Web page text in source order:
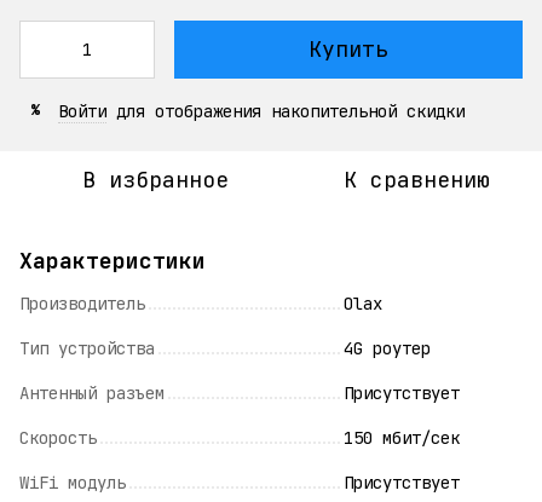
Купить
% Войти для отображения накопительной скидки
В избранное К сравнению
Характеристики
Производитель Olax
Тип устройства 4G роутер
Антенный разъем Присутствует
Скорость 150 мбит/сек
WiFi модуль Присутствует